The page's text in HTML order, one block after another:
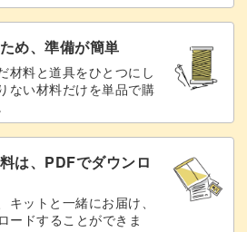
め、準備が簡単
材料と道具をひとつにし
ない材料だけを単品で購
は、PDFでダウンロ
ットと一緒にお届け、
ードすることができま